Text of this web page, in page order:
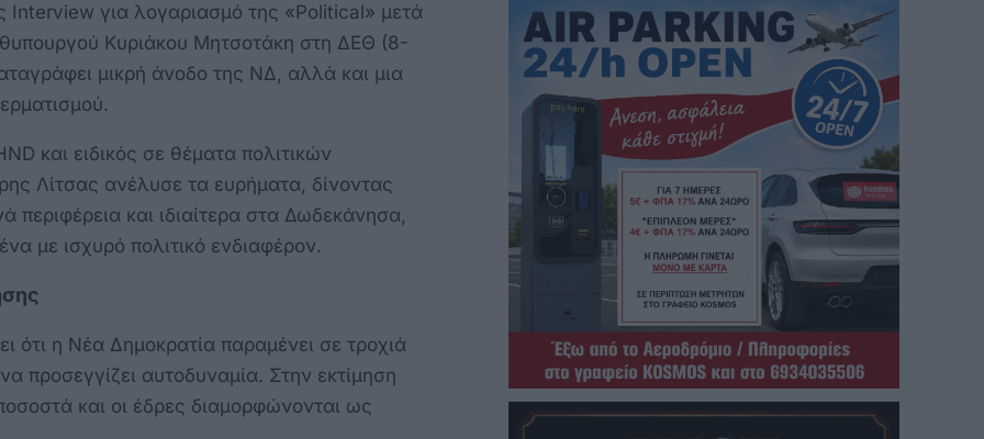
Interview για λογαριασμό της «Political» μετά
Κυριάκου Μητσοτάκη στη ΔΕΘ (8-
μικρή άνοδο της ΝΔ, αλλά και μια
και ειδικός σε θέματα πολιτικών
Λίτσας ανέλυσε τα ευρήματα, δίνοντας
και ιδιαίτερα στα Δωδεκάνησα,
με ισχυρό πολιτικό ενδιαφέρον.
ότι η Νέα Δημοκρατία παραμένει σε τροχιά
προσεγγίζει αυτοδυναμία. Στην εκτίμηση
και οι έδρες διαμορφώνονται ως